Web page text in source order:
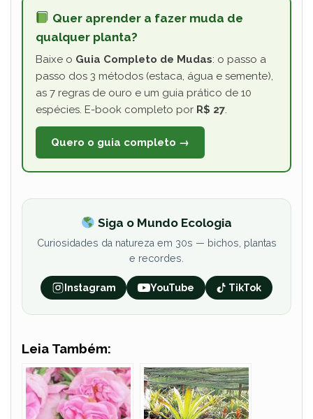
Quer aprender a fazer muda de
qualquer planta?
Baixe o Guia Completo de Mudas: o passo a
passo dos 3 métodos (estaca, água e semente),
as 7 regras de ouro e um guia prático de 10
espécies. E-book completo por R$ 27.
Quero o guia completo →
Siga o Mundo Ecologia
Curiosidades da natureza em 30s — bichos, plantas
e recordes.
Instagram YouTube TikTok
Leia Também: